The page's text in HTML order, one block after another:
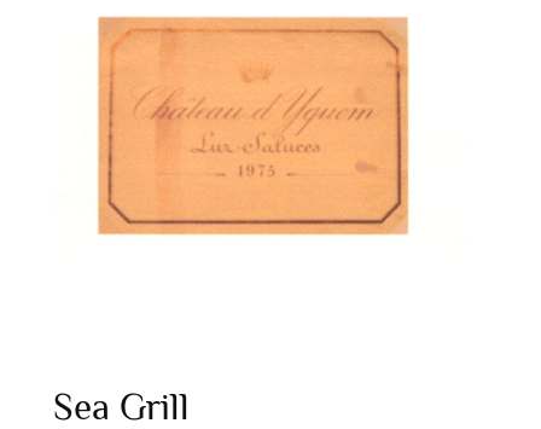
Sea Grill